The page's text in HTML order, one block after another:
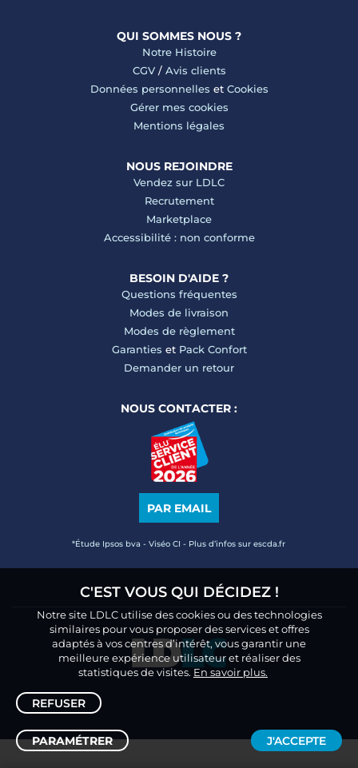
QUI SOMMES NOUS ?
Notre Histoire
CGV/ Avis clients
Données personnelles et Cookies
Gérer mes cookies
Mentions légales
NOUS REJOINDRE
Vendez sur LDLC
Recrutement
Marketplace
Accessibilité : non conforme
BESOIN D'AIDE ?
Questions fréquentes
Modes de livraison
Modes de règlement
Garanties et Pack Confort
Demander un retour
NOUS CONTACTER :
PAR EMAIL
*Étude Ipsos bva - Viséo CI - Plus d’infos sur escda.fr
C'EST VOUS QUI DÉCIDEZ !
Notre site LDLC utilise des cookies ou des technologies
similaires pour vous proposer des services et offres
adaptés à vos centres d’intérêt, vous garantir une
meilleure expérience utilisateur et réaliser des
statistiques de visites. En savoir plus.
REFUSER
PARAMÉTRER J'ACCEPTE